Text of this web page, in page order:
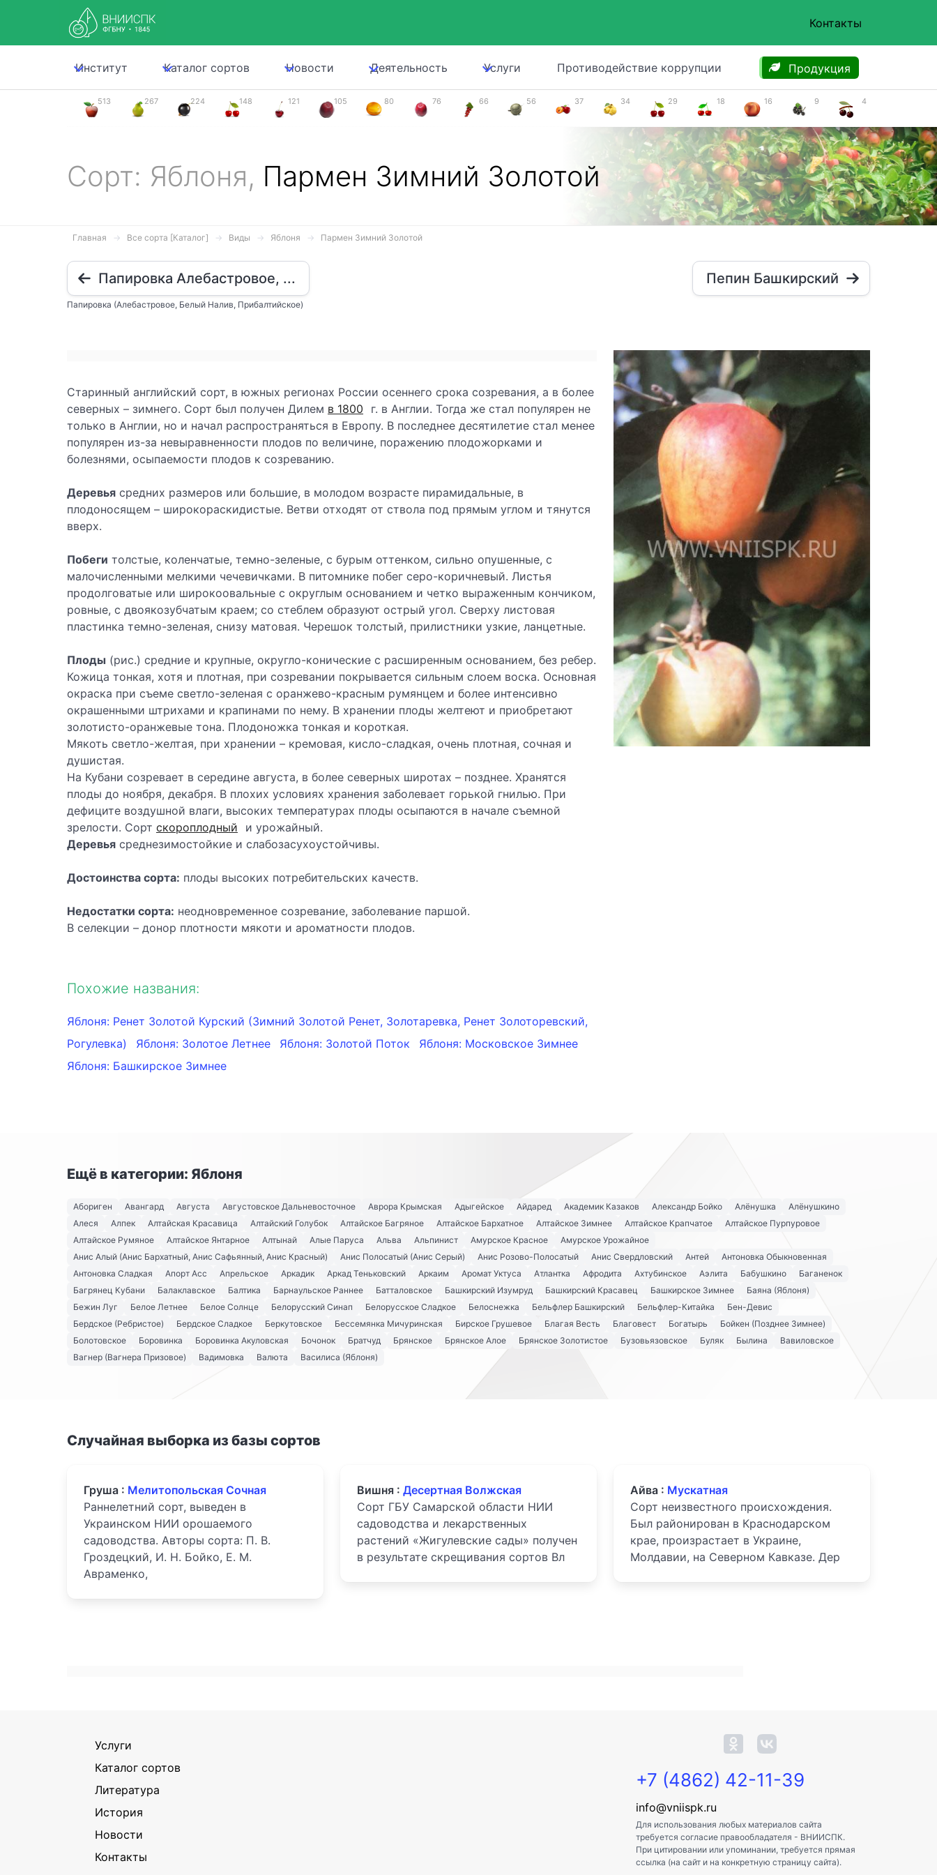
Контакты
Институт Каталог сортов Новости Деятельность Услуги Противодействие коррупции Продукция
513 267 224 148 121 105 80 76 66 56 37 34 29 18 16 9 4
Сорт: Яблоня, Пармен Зимний Золотой
Главная Все сорта [Каталог] Виды Яблоня Пармен Зимний Золотой
Папировка Алебастровое, ...
Папировка (Алебастровое, Белый Налив, Прибалтийское)
Пепин Башкирский
Старинный английский сорт, в южных регионах России осеннего срока созревания, а в более
северных – зимнего. Сорт был получен Дилем в 1800
г. в Англии. Тогда же стал популярен не
только в Англии, но и начал распространяться в Европу. В последнее десятилетие стал менее
популярен из-за невыравненности плодов по величине, поражению плодожорками и
болезнями, осыпаемости плодов к созреванию.
Деревья средних размеров или большие, в молодом возрасте пирамидальные, в
плодоносящем – широкораскидистые. Ветви отходят от ствола под прямым углом и тянутся
вверх.
Побеги толстые, коленчатые, темно-зеленые, с бурым оттенком, сильно опушенные, с
малочисленными мелкими чечевичками. В питомнике побег серо-коричневый. Листья
продолговатые или широкоовальные с округлым основанием и четко выраженным кончиком,
ровные, с двоякозубчатым краем; со стеблем образуют острый угол. Сверху листовая
пластинка темно-зеленая, снизу матовая. Черешок толстый, прилистники узкие, ланцетные.
Плоды (рис.) средние и крупные, округло-конические с расширенным основанием, без ребер.
Кожица тонкая, хотя и плотная, при созревании покрывается сильным слоем воска. Основная
окраска при съеме светло-зеленая с оранжево-красным румянцем и более интенсивно
окрашенными штрихами и крапинами по нему. В хранении плоды желтеют и приобретают
золотисто-оранжевые тона. Плодоножка тонкая и короткая.
Мякоть светло-желтая, при хранении – кремовая, кисло-сладкая, очень плотная, сочная и
душистая.
На Кубани созревает в середине августа, в более северных широтах – позднее. Хранятся
плоды до ноября, декабря. В плохих условиях хранения заболевает горькой гнилью. При
дефиците воздушной влаги, высоких температурах плоды осыпаются в начале съемной
зрелости. Сорт скороплодный
и урожайный.
Деревья среднезимостойкие и слабозасухоустойчивы.
Достоинства сорта: плоды высоких потребительских качеств.
Недостатки сорта: неодновременное созревание, заболевание паршой.
В селекции – донор плотности мякоти и ароматности плодов.
Похожие названия:
Яблоня: Ренет Золотой Курский (Зимний Золотой Ренет, Золотаревка, Ренет Золоторевский,
Рогулевка)
Яблоня: Золотое Летнее Яблоня: Золотой Поток
Яблоня: Московское Зимнее
Яблоня: Башкирское Зимнее
Ещё в категории: Яблоня
Абориген Авангард Августа Августовское Дальневосточное Аврора Крымская Адыгейское Айдаред Академик Казаков Александр Бойко Алёнушка
Алёнушкино
Алеся
Алпек Алтайская Красавица Алтайский Голубок Алтайское Багряное Алтайское Бархатное Алтайское Зимнее Алтайское Крапчатое
Алтайское Пурпуровое
Алтайское Румяное
Алтайское Янтарное Алтынай Алые Паруса Альва Альпинист Амурское Красное
Амурское Урожайное
Анис Алый (Анис Бархатный, Анис Сафьянный, Анис Красный)
Анис Полосатый (Анис Серый) Анис Розово-Полосатый Анис Свердловский Антей
Антоновка Обыкновенная
Антоновка Сладкая
Апорт Асс Апрельское Аркадик Аркад Теньковский Аркаим Аромат Уктуса Атлантка Афродита Ахтубинское Аэлита Бабушкино
Баганенок
Багрянец Кубани
Балаклавское Балтика Барнаульское Раннее Батталовское Башкирский Изумруд Башкирский Красавец Башкирское Зимнее
Баяна (Яблоня)
Бежин Луг
Белое Летнее Белое Солнце Белорусский Синап Белорусское Сладкое Белоснежка Бельфлер Башкирский Бельфлер-Китайка
Бен-Девис
Бердское (Ребристое)
Бердское Сладкое Беркутовское Бессемянка Мичуринская Бирское Грушевое Благая Весть Благовест Богатырь
Бойкен (Позднее Зимнее)
Болотовское
Боровинка Боровинка Акуловская Бочонок Братчуд Брянское Брянское Алое Брянское Золотистое Бузовьязовское Буляк Былина
Вавиловское
Вагнер (Вагнера Призовое)
Вадимовка Валюта Василиса (Яблоня)
Случайная выборка из базы сортов
Груша : Мелитопольская Сочная
Раннелетний сорт, выведен в
Украинском НИИ орошаемого
садоводства. Авторы сорта: П. В.
Гроздецкий, И. Н. Бойко, Е. М.
Авраменко,
Вишня : Десертная Волжская
Сорт ГБУ Самарской области НИИ
садоводства и лекарственных
растений «Жигулевские сады» получен
в результате скрещивания сортов Вл
Айва : Мускатная
Сорт неизвестного происхождения.
Был районирован в Краснодарском
крае, произрастает в Украине,
Молдавии, на Северном Кавказе. Дер
Услуги
Каталог сортов
Литература
История
Новости
Контакты
+7 (4862) 42-11-39
info@vniispk.ru
Для использования любых материалов сайта
требуется согласие правообладателя - ВНИИСПК.
При цитировании или упоминании, требуется прямая
ссылка (на сайт и на конкретную страницу сайта).